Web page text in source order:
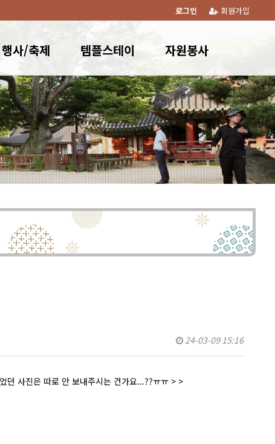
회원가입
로그인
행사/축제 템플스테이 자원봉사
24-03-09 15:16
던 사진은 따로 안 보내주시는 건가요...??ㅠㅠ > >